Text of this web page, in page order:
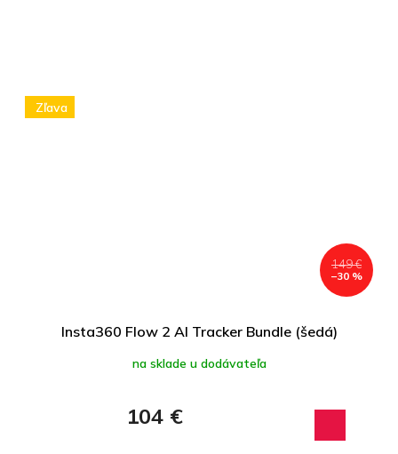
Zľava
149 €
–30 %
Insta360 Flow 2 AI Tracker Bundle (šedá)
na sklade u dodávateľa
104 €